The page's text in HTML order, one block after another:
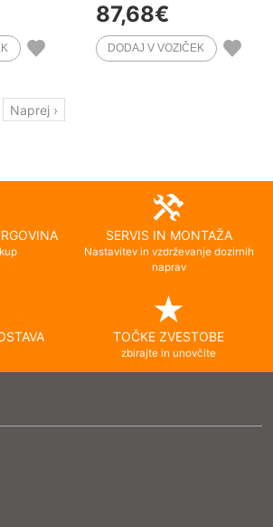
87,68€
Naprej ›
SERVIS IN MONTAŽA
Nastavitev in vzdrževanje dozirnih
naprav
TOČKE ZVESTOBE
zbirajte in unovčite